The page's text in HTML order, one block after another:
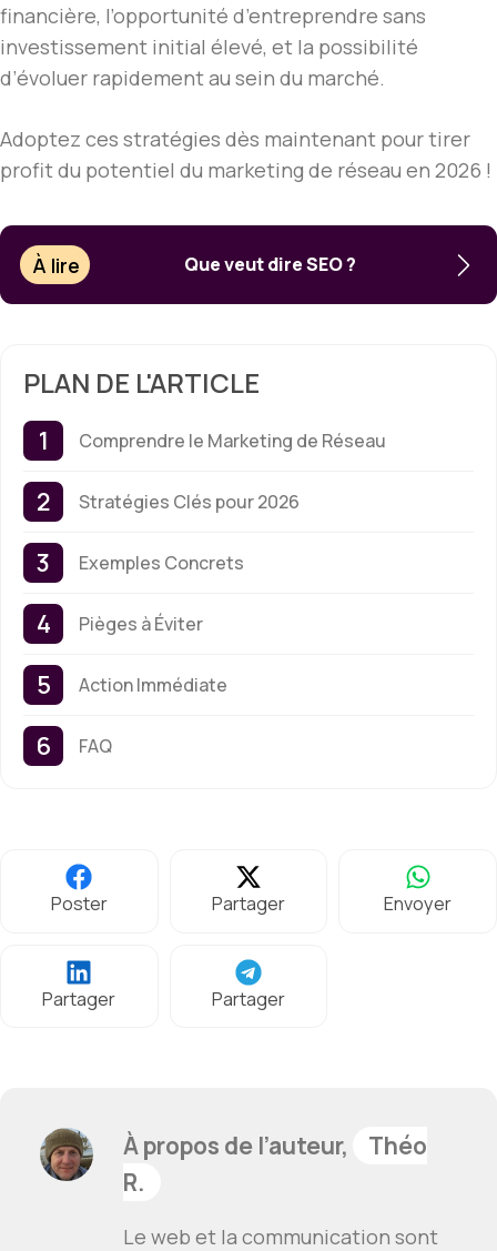
financière, l’opportunité d’entreprendre sans
investissement initial élevé, et la possibilité
d’évoluer rapidement au sein du marché.
Adoptez ces stratégies dès maintenant pour tirer
profit du potentiel du marketing de réseau en 2026 !
À lire Que veut dire SEO ?
PLAN DE L'ARTICLE
Comprendre le Marketing de Réseau
Stratégies Clés pour 2026
Exemples Concrets
Pièges à Éviter
Action Immédiate
FAQ
Poster Partager Envoyer
Partager Partager
À propos de l’auteur,
Théo
R.
Le web et la communication sont